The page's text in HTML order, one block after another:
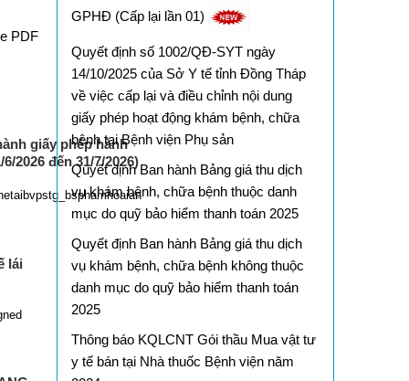
PDF
giấy phép hành
2026 đến 31/7/2026)
lái
GPHĐ (Cấp lại lần 01)
Quyết định số 1002/QĐ-SYT ngày
14/10/2025 của Sở Y tế tỉnh Đồng Tháp
về việc cấp lại và điều chỉnh nội dung
giấy phép hoạt động khám bệnh, chữa
bệnh tại Bệnh viện Phụ sản
Quyết định Ban hành Bảng giá thu dịch
vụ khám bệnh, chữa bệnh thuộc danh
mục do quỹ bảo hiểm thanh toán 2025
Quyết định Ban hành Bảng giá thu dịch
vụ khám bệnh, chữa bệnh không thuộc
danh mục do quỹ bảo hiểm thanh toán
2025
Thông báo KQLCNT Gói thầu Mua vật tư
y tế bán tại Nhà thuốc Bệnh viện năm